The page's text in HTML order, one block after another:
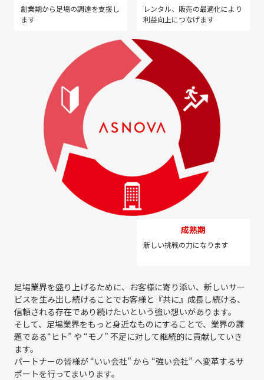
創業期から足場の調達を支援し
ます
レンタル、販売の最適化により
利益向上につなげます
成熟期
新しい挑戦の力になります
足場業界を盛り上げるために、お客様に寄り添い、新しいサー
ビスを生み出し続けることでお客様と『共に』成長し続ける、
信頼される存在であり続けたいという強い想いがあります。
そして、足場業界をもっと身近なものにすることで、業界の課
題である“ヒト” や “モノ” 不足に対して継続的に貢献していき
ます。
パートナーの皆様が “いい会社” から “強い会社” へ変革するサ
ポートを行ってまいります。